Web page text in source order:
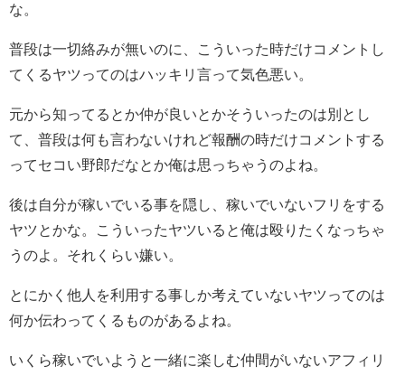
な。
普段は一切絡みが無いのに、こういった時だけコメントし
てくるヤツってのはハッキリ言って気色悪い。
元から知ってるとか仲が良いとかそういったのは別とし
て、普段は何も言わないけれど報酬の時だけコメントする
ってセコい野郎だなとか俺は思っちゃうのよね。
後は自分が稼いでいる事を隠し、稼いでいないフリをする
ヤツとかな。こういったヤツいると俺は殴りたくなっちゃ
うのよ。それくらい嫌い。
とにかく他人を利用する事しか考えていないヤツってのは
何か伝わってくるものがあるよね。
いくら稼いでいようと一緒に楽しむ仲間がいないアフィリ